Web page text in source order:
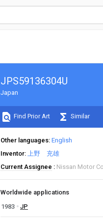
JPS59136304U
Japan
Find Prior Art Similar
Other languages English
Inventor 上野 充雄
Current Assignee
Nissan Motor
Worldwide applications
1983
JP